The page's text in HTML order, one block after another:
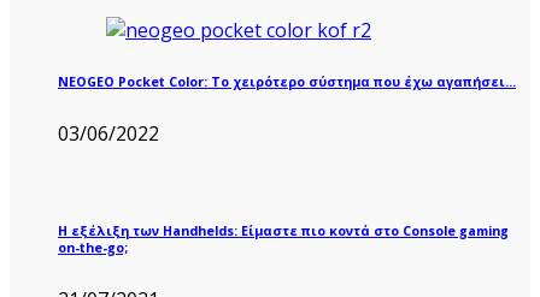
NEOGEO Pocket Color: Το χειρότερο σύστημα που έχω αγαπήσει…
03/06/2022
Η εξέλιξη των Handhelds: Είμαστε πιο κοντά στο Console gaming
on-the-go;